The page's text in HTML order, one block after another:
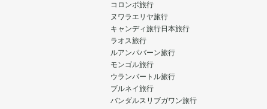
コロンボ旅行
ヌワラエリヤ旅行
キャンディ旅行日本旅行
ラオス旅行
ルアンパバーン旅行
モンゴル旅行
ウランバートル旅行
ブルネイ旅行
バンダルスリブガワン旅行